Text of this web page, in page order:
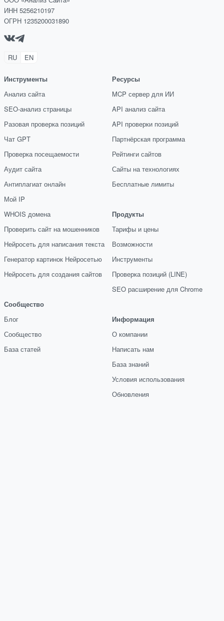
ИНН 5256210197
ОГРН 1235200031890
RU EN
Инструменты
Анализ сайта
SEO-анализ страницы
Разовая проверка позиций
Чат GPT
Проверка посещаемости
Аудит сайта
Антиплагиат онлайн
Мой IP
WHOIS домена
Проверить сайт на мошенников
Нейросеть для написания текста
Генератор картинок Нейросетью
Нейросеть для создания сайтов
Сообщество
Блог
Сообщество
База статей
Ресурсы
MCP сервер для ИИ
API анализ сайта
API проверки позиций
Партнёрская программа
Рейтинги сайтов
Сайты на технологиях
Бесплатные лимиты
Продукты
Тарифы и цены
Возможности
Инструменты
Проверка позиций (LINE)
SEO расширение для Chrome
Информация
О компании
Написать нам
База знаний
Условия использования
Обновления